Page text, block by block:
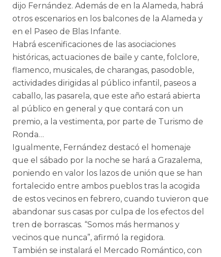
dijo Fernández. Además de en la Alameda, habrá
otros escenarios en los balcones de la Alameda y
en el Paseo de Blas Infante.
Habrá escenificaciones de las asociaciones
históricas, actuaciones de baile y cante, folclore,
flamenco, musicales, de charangas, pasodoble,
actividades dirigidas al público infantil, paseos a
caballo, las pasarela, que este año estará abierta
al público en general y que contará con un
premio, a la vestimenta, por parte de Turismo de
Ronda…
Igualmente, Fernández destacó el homenaje
que el sábado por la noche se hará a Grazalema,
poniendo en valor los lazos de unión que se han
fortalecido entre ambos pueblos tras la acogida
de estos vecinos en febrero, cuando tuvieron que
abandonar sus casas por culpa de los efectos del
tren de borrascas. “Somos más hermanos y
vecinos que nunca”, afirmó la regidora.
También se instalará el Mercado Romántico, con